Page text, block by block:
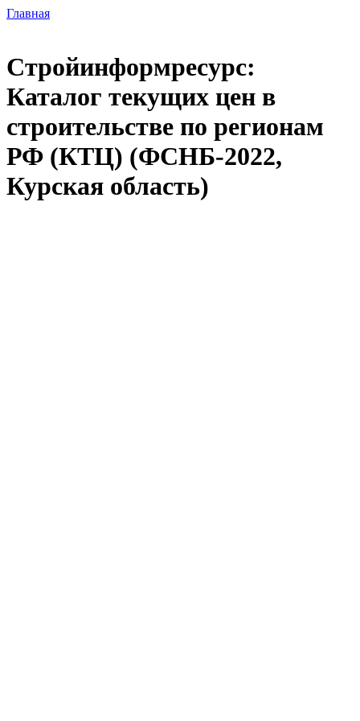
Главная
Стройинформресурс:
Каталог текущих цен в
строительстве по регионам
РФ (КТЦ) (ФСНБ-2022,
Курская область)